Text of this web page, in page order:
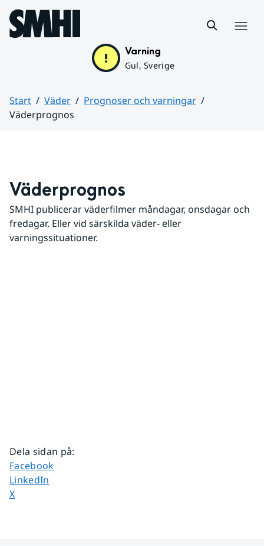
Hoppa till sidans innehåll
Varning
Gul, Sverige
Start Väder
Prognoser och varningar
Väderprognos
Väderprognos
SMHI publicerar väderfilmer måndagar, onsdagar och
fredagar. Eller vid särskilda väder- eller
varningssituationer.
Dela sidan på:
Dela sidan på
Facebook
Dela sidan på
LinkedIn
Dela sidan på
X